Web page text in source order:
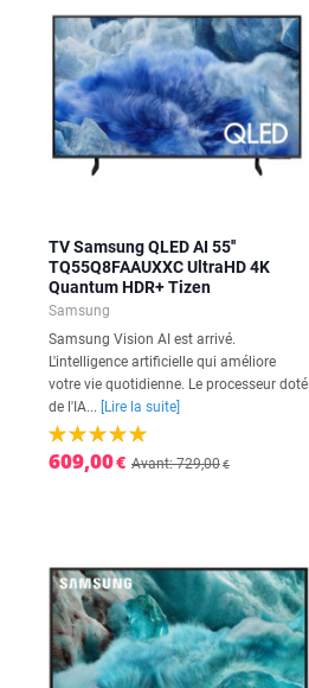
TV Samsung QLED AI 55''
TQ55Q8FAAUXXC UltraHD 4K
Quantum HDR+ Tizen
Samsung
Samsung Vision AI est arrivé.
L'intelligence artificielle qui améliore
votre vie quotidienne. Le processeur doté
de l'IA...
[Lire la suite]
609,00€ Avant: 729,00€